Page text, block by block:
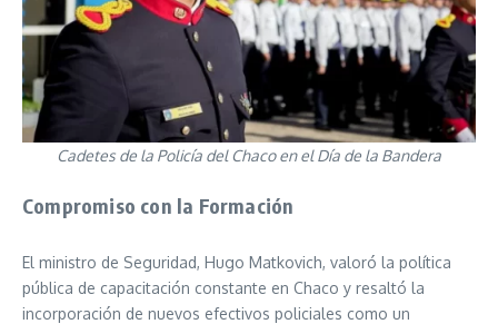
Cadetes de la Policía del Chaco en el Día de la Bandera
Compromiso con la Formación
El ministro de Seguridad, Hugo Matkovich, valoró la política
pública de capacitación constante en Chaco y resaltó la
incorporación de nuevos efectivos policiales como un